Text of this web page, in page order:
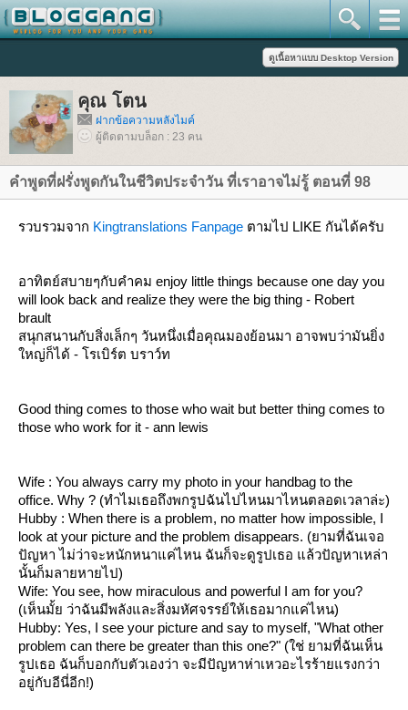
คุณ โตน
ฝากข้อความหลังไมค์
ผู้ติดตามบล็อก : 23 คน
คำพูดที่ฝรั่งพูดกันในชีวิตประจำวัน ที่เราอาจไม่รู้ ตอนที่ 98
รวบรวมจาก Kingtranslations Fanpage ตามไป LIKE กันได้ครับ
อาทิตย์สบายๆกับคำคม enjoy little things because one day you
will look back and realize they were the big thing - Robert
brault
สนุกสนานกับสิ่งเล็กๆ วันหนึ่งเมื่อคุณมองย้อนมา อาจพบว่ามันยิ่ง
หญ่ก็ได้ - โรเบิร์ต บราว์ท
Good thing comes to those who wait but better thing comes to
those who work for it - ann lewis
Wife : You always carry my photo in your handbag to the
office. Why ? (ทำไมเธอถึงพกรูปฉันไปไหนมาไหนตลอดเวลาล่ะ)
Hubby : When there is a problem, no matter how impossible, I
look at your picture and the problem disappears. (ยามที่ฉันเจอ
ปัญหา ไม่ว่าจะหนักหนาแค่ไหน ฉันก็จะดูรูปเธอ แล้วปัญหาเหล่า
นั้นก็มลายหายไป)
Wife: You see, how miraculous and powerful I am for you?
(เห็นมั้ย ว่าฉันมีพลังและสิ่งมหัศจรรย์ให้เธอมากแค่ไหน)
Hubby: Yes, I see your picture and say to myself, "What other
problem can there be greater than this one?" (ใช่ ยามที่ฉันเห็น
รูปเธอ ฉันก็บอกกับตัวเองว่า จะมีปัญหาห่าเหวอะไรร้ายแรงกว่า
อยู่กับอีนี่อีก!)